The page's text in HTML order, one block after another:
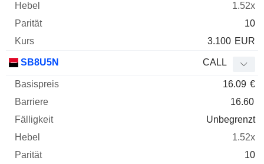
1.52x
10
3.100 EUR
SB8U5N CALL
16.09 €
16.60
Unbegrenzt
1.52x
10